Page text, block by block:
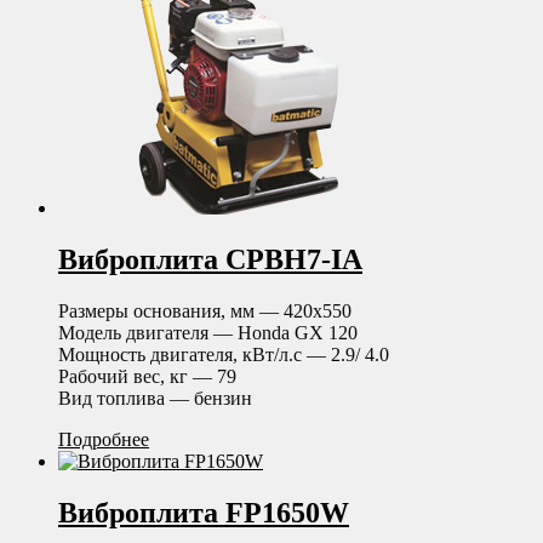
Виброплита CPBH7-IA
Размеры основания, мм — 420х550
Модель двигателя — Honda GX 120
Мощность двигателя, кВт/л.с — 2.9/ 4.0
Рабочий вес, кг — 79
Вид топлива — бензин
Подробнее
Виброплита FP1650W